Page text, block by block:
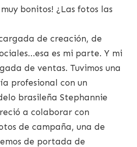
bonitos! ¿Las fotos las
de creación, de
es mi parte. Y mi
de ventas. Tuvimos una
profesional con un
brasileña Stephannie
a colaborar con
de campaña, una de
de portada de